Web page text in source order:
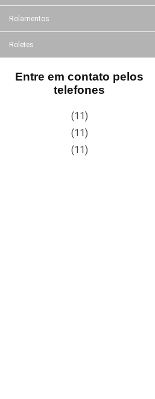
Rolamentos
Roletes
Entre em contato pelos
telefones
(11)
(11)
(11)